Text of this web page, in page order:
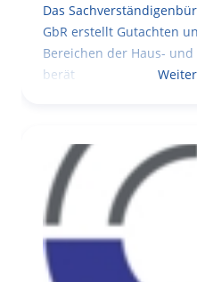
Das
GbR erstellt Gutachten
Bereichen der Haus-
berät